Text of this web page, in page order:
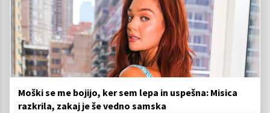
Moški se me bojijo, ker sem lepa in uspešna: Misica
razkrila, zakaj je še vedno samska